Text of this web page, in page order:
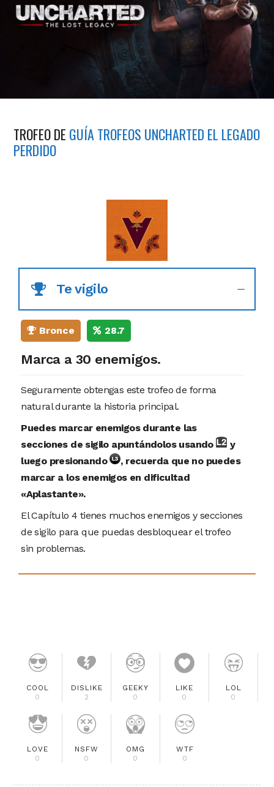
TROFEO DE GUÍA TROFEOS UNCHARTED EL LEGADO
PERDIDO
Te vigilo
Bronce 28.7
Marca a 30 enemigos.
Seguramente obtengas este trofeo de forma
natural durante la historia principal.
Puedes marcar enemigos durante las
secciones de sigilo apuntándolos usando
y
luego presionando
, recuerda que no puedes
marcar a los enemigos en dificultad
«Aplastante».
El Capítulo 4 tienes muchos enemigos y secciones
de sigilo para que puedas desbloquear el trofeo
sin problemas.
COOL
0
DISLIKE
2
GEEKY
0
LIKE
0
LOL
0
LOVE
0
NSFW
0
OMG
0
WTF
0